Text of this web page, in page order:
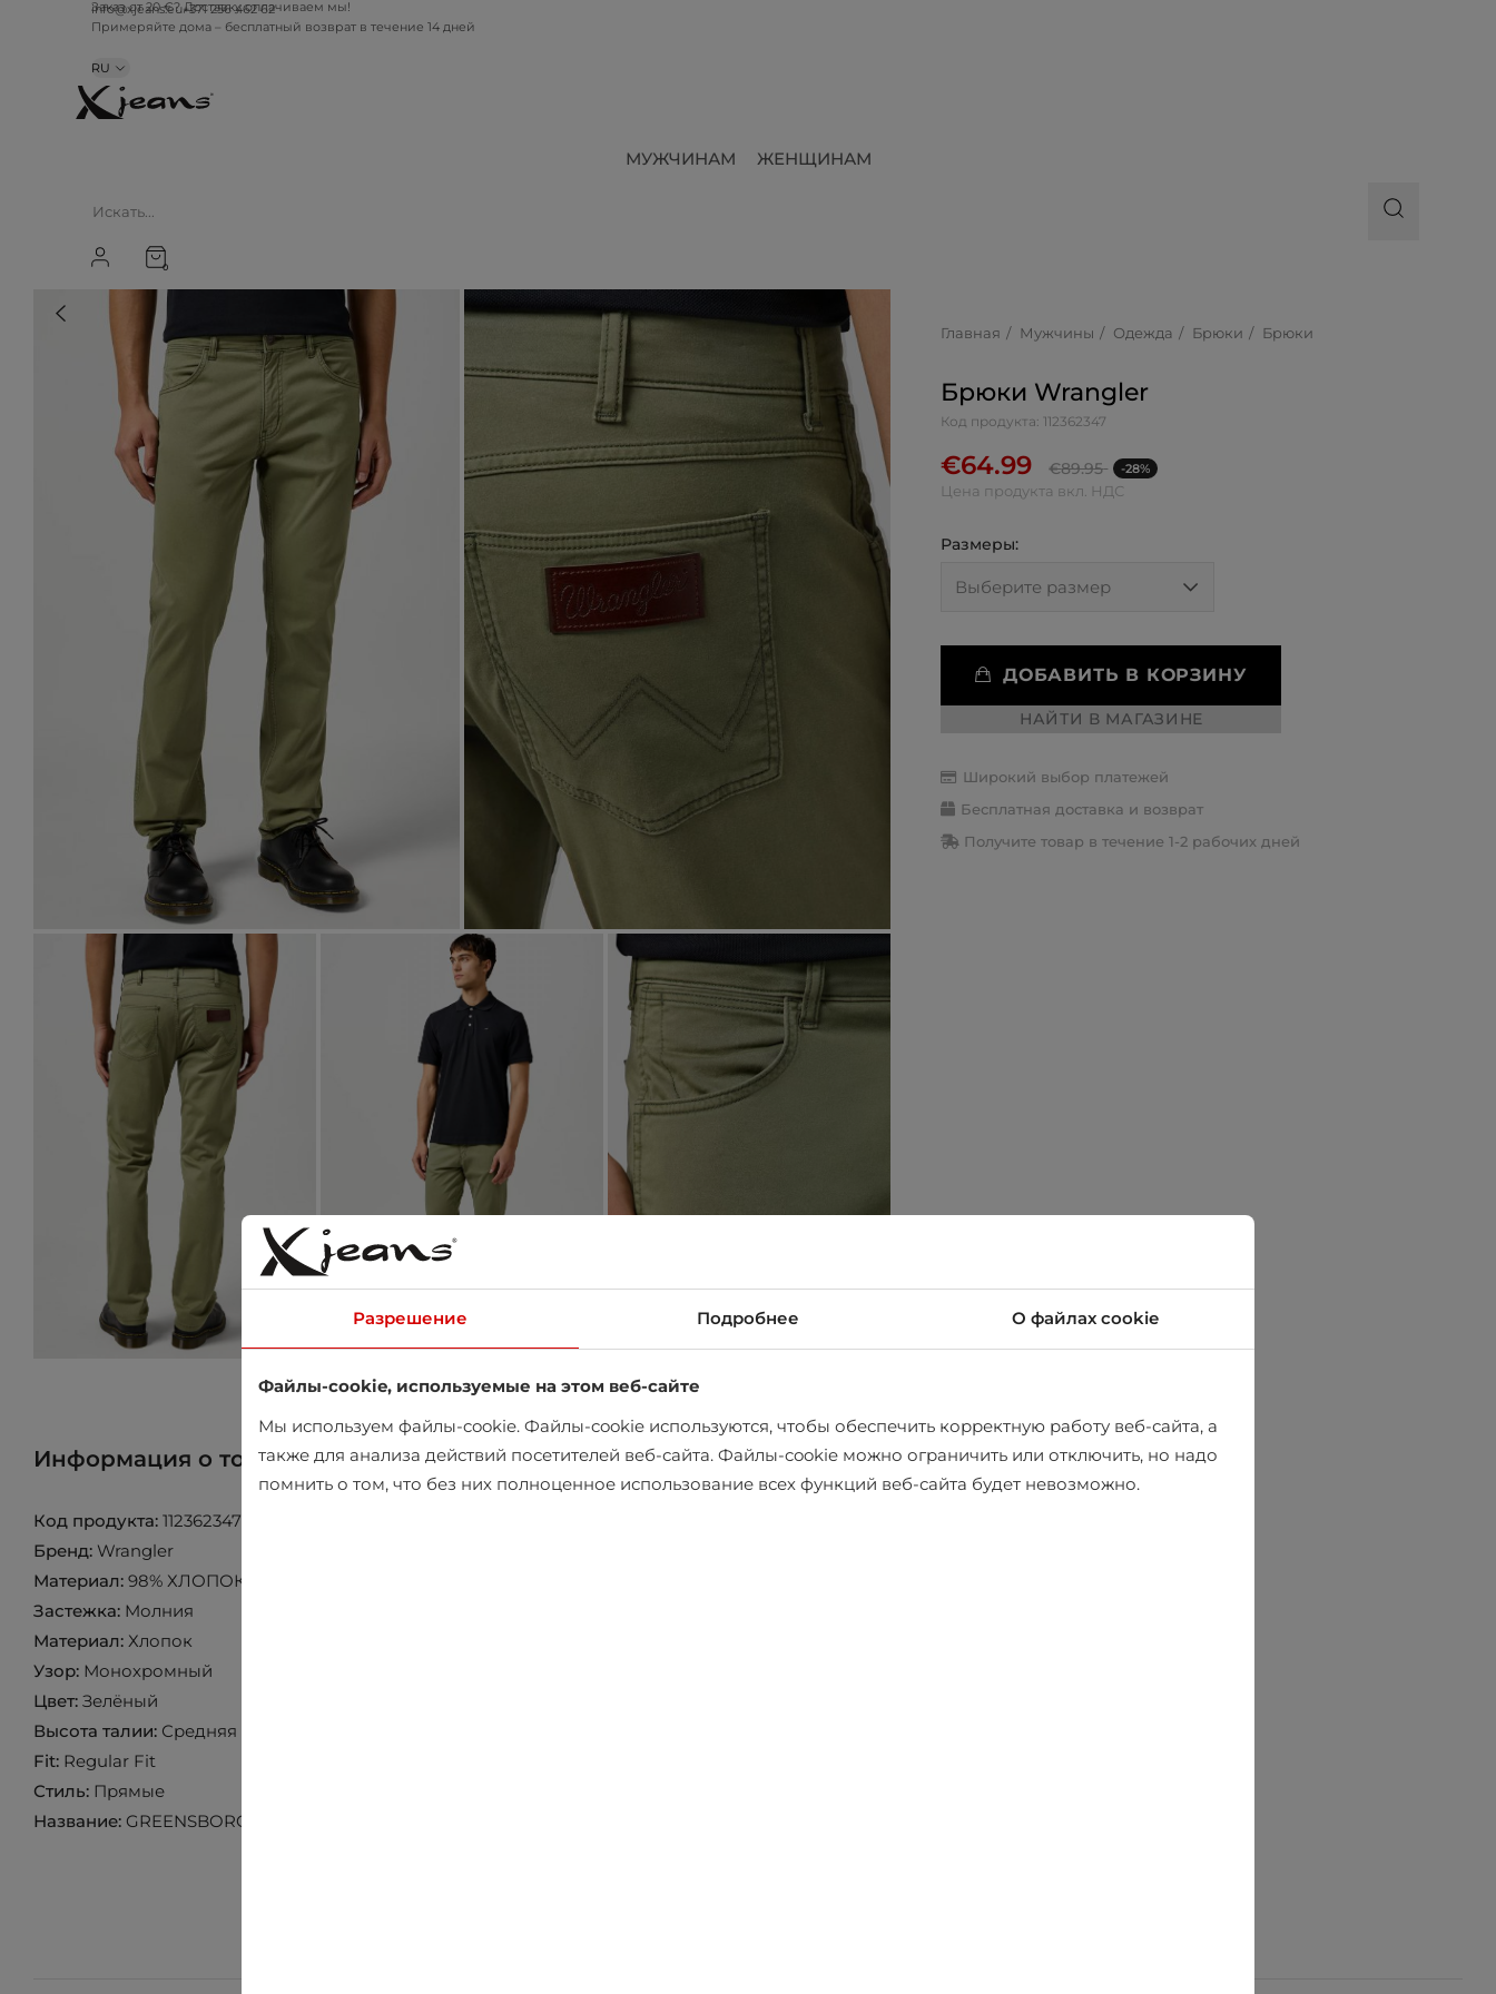
info@xjeans.eu+371 256 462 62
Заказ от 20 €? Доставку оплачиваем мы!
RU
МУЖЧИНАМ ЖЕНЩИНАМ
0
Главная Мужчины Одежда Брюки Брюки
Брюки Wrangler
Код продукта: 112362347
€64.99 €89.95 -28%
Цена продукта вкл. НДС
Размеры:
ДОБАВИТЬ В КОРЗИНУ
НАЙТИ В МАГАЗИНЕ
Широкий выбор платежей
Бесплатная доставка и возврат
Получите товар в течение 1-2 рабочих дней
Информация о товаре Найти товар в магазине
Код продукта: 112362347
Бренд: Wrangler
Материал: 98% ХЛОПОК 2% ЭЛАСТАН
Застежка: Mолния
Материал: Хлопок
Узор: Монохромный
Цвет: Зелёный
Высота талии: Средняя
Fit: Regular Fit
Стиль: Прямые
Название: GREENSBORO
Разрешение Подробнее О файлах cookie
Файлы-cookie, используемые на этом веб-сайте
Мы используем файлы-cookie. Файлы-cookie используются, чтобы обеспечить корректную работу веб-сайта, а
также для анализа действий посетителей веб-сайта. Файлы-cookie можно ограничить или отключить, но надо
помнить о том, что без них полноценное использование всех функций веб-сайта будет невозможно.